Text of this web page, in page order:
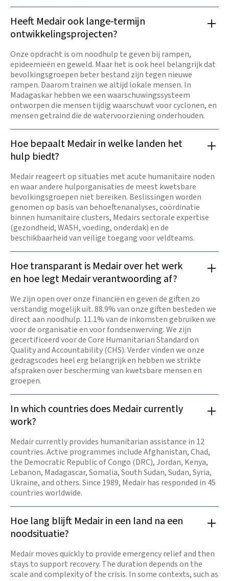
Heeft Medair ook lange-termijn
ontwikkelingsprojecten?
Onze opdracht is om noodhulp te geven bij rampen,
epideemieën en geweld. Maar het is ook heel belangrijk dat
bevolkingsgroepen beter bestand zijn tegen nieuwe
rampen. Daarom trainen we altijd lokale mensen. In
Madagaskar hebben we een waarschuwingssysteem
ontworpen die mensen tijdig waarschuwt voor cyclonen, en
mensen getraind die de watervoorziening onderhouden.
Hoe bepaalt Medair in welke landen het
hulp biedt?
Medair reageert op situaties met acute humanitaire noden
en waar andere hulporganisaties de meest kwetsbare
bevolkingsgroepen niet bereiken. Beslissingen worden
genomen op basis van behoeftenanalyses, coördinatie
binnen humanitaire clusters, Medairs sectorale expertise
(gezondheid, WASH, voeding, onderdak) en de
beschikbaarheid van veilige toegang voor veldteams.
Hoe transparant is Medair over het werk
en hoe legt Medair verantwoording af?
We zijn open over onze financiën en geven de giften zo
verstandig mogelijk uit. 88.9% van onze giften besteden we
direct aan noodhulp. 11.1% van de inkomsten gebruiken we
voor de organisatie en voor fondsenwerving. We zijn
gecertificeerd voor de Core Humanitarian Standard on
Quality and Accountability (CHS). Verder vinden we onze
gedragscodes heel erg belangrijk en hebben we strikte
afspraken over bescherming van kwetsbare mensen en
groepen.
In which countries does Medair currently
work?
Medair currently provides humanitarian assistance in 12
countries. Active programmes include Afghanistan, Chad,
the Democratic Republic of Congo (DRC), Jordan, Kenya,
Lebanon, Madagascar, Somalia, South Sudan, Sudan, Syria,
Ukraine, and others. Since 1989, Medair has responded in 45
countries worldwide.
Hoe lang blijft Medair in een land na een
noodsituatie?
Medair moves quickly to provide emergency relief and then
stays to support recovery. The duration depends on the
scale and complexity of the crisis. In some contexts, such as